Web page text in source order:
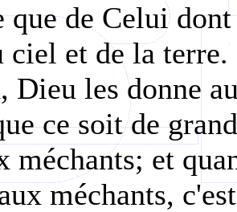
que de Celui
ciel et de la
Dieu les donne
ce soit de
méchants; et
méchants,